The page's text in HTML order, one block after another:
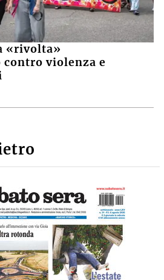
lette
Giorgio Marabini, un
nato in esilio